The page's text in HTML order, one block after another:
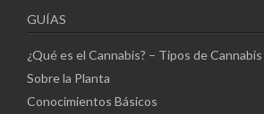
GUÍAS
¿Qué es el Cannabis? – Tipos de Cannabis
Sobre la Planta
Conocimientos Básicos